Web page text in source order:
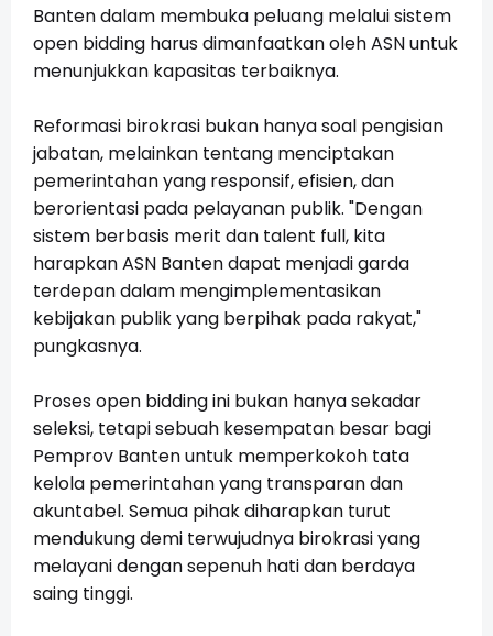
Banten dalam membuka peluang melalui sistem
open bidding harus dimanfaatkan oleh ASN untuk
menunjukkan kapasitas terbaiknya.
Reformasi birokrasi bukan hanya soal pengisian
jabatan, melainkan tentang menciptakan
pemerintahan yang responsif, efisien, dan
berorientasi pada pelayanan publik. "Dengan
sistem berbasis merit dan talent full, kita
harapkan ASN Banten dapat menjadi garda
terdepan dalam mengimplementasikan
kebijakan publik yang berpihak pada rakyat,"
pungkasnya.
Proses open bidding ini bukan hanya sekadar
seleksi, tetapi sebuah kesempatan besar bagi
Pemprov Banten untuk memperkokoh tata
kelola pemerintahan yang transparan dan
akuntabel. Semua pihak diharapkan turut
mendukung demi terwujudnya birokrasi yang
melayani dengan sepenuh hati dan berdaya
saing tinggi.